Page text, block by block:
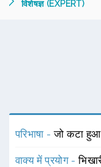
विशेषज्ञ (EXPERT)
परिभाषा -जो कटा हुआ
वाक्य में प्रयोग -